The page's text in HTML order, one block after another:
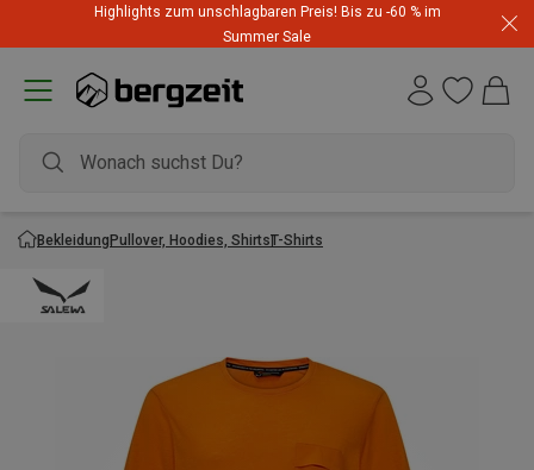
Highlights zum unschlagbaren Preis! Bis zu -60 % im
Summer Sale
BekleidungPullover, Hoodies, ShirtsT-Shirts